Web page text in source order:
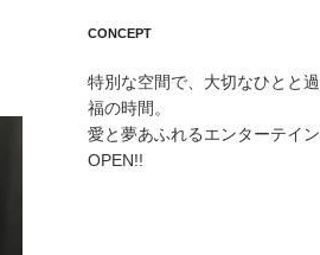
CONCEPT
特別な空間で、大切なひとと
福の時間。
愛と夢あふれるエンターテイ
OPEN!!